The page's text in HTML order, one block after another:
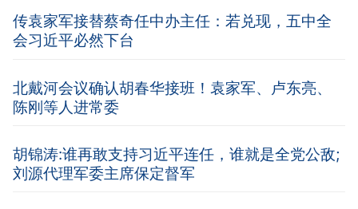
传袁家军接替蔡奇任中办主任：若兑现，五中全
会习近平必然下台
北戴河会议确认胡春华接班！袁家军、卢东亮、
陈刚等人进常委
胡锦涛:谁再敢支持习近平连任，谁就是全党公敌;
刘源代理军委主席保定督军